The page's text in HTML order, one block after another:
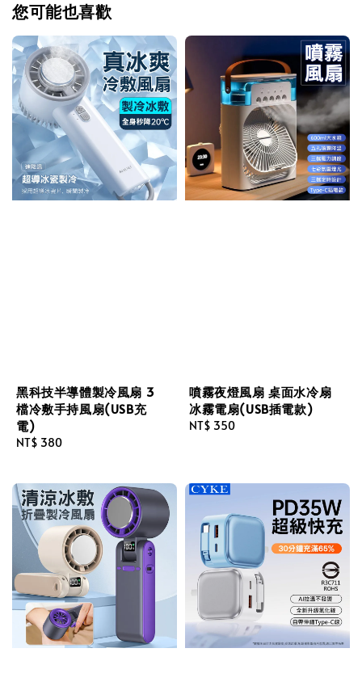
您可能也喜歡
黑科技半導體製冷風扇 3
檔冷敷手持風扇(USB充
電)
Regular
NT$ 380
噴霧夜燈風扇 桌面水冷扇
冰霧電扇(USB插電款)
Regular
NT$ 350